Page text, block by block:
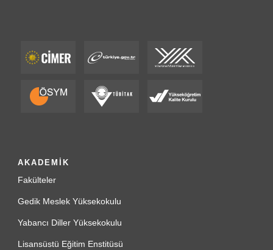
AKADEMİK
Fakülteler
Gedik Meslek Yüksekokulu
Yabancı Diller Yüksekokulu
Lisansüstü Eğitim Enstitüsü